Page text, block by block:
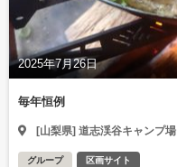
2025年7月26日
毎年恒例
[山梨県] 道志渓谷キャンプ場
グループ 区画サイト